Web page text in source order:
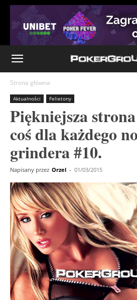
Strona główna
Aktualności Felietony
Piękniejsza
coś dla każdego
grindera #10.
Napisany przez Orzel - 01/03/2015